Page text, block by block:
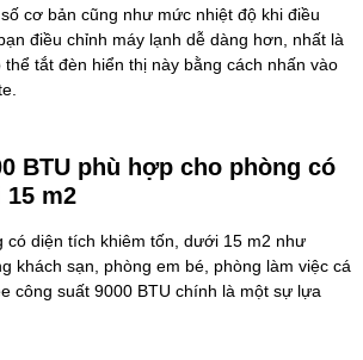
cơ bản cũng như mức nhiệt độ khi điều
điều chỉnh máy lạnh dễ dàng hơn, nhất là
tắt đèn hiển thị này bằng cách nhấn vào
BTU phù hợp cho phòng có
m2
có diện tích khiêm tốn, dưới 15 m2 như
khách sạn, phòng em bé, phòng làm việc cá
công suất 9000 BTU chính là một sự lựa